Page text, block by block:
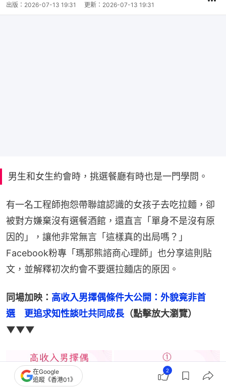
出版： 2026-07-13 19:31 更新： 2026-07-13 19:31
男生和女生約會時，挑選餐廳有時也是一門學問。
有一名工程師抱怨帶聯誼認識的女孩子去吃拉麵，卻
被對方嫌棄沒有選餐酒館，還直言「單身不是沒有原
因的」，讓他非常無言「這樣真的出局嗎？」
Facebook粉專「瑪那熊諮商心理師」也分享這則貼
文，並解釋初次約會不要選拉麵店的原因。
同場加映： 高收入男擇偶條件大公開：外貌竟非首
選　更追求知性談吐共同成長 （點擊放大瀏覽）
▼▼▼
在Google
追蹤《香港01》
2